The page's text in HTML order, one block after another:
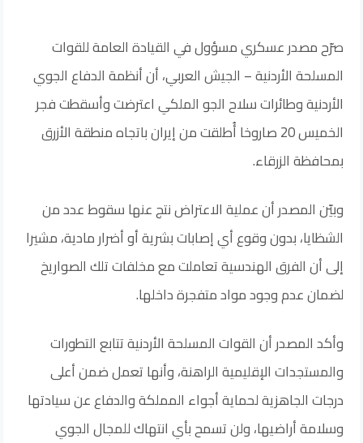
صرّح مصدر عسكري مسؤول في القيادة العامة للقوات
المسلحة الأردنية – الجيش العربي، أن أنظمة الدفاع الجوي
الأردنية وطائرات سلاح الجو الملكي اعترضت وأسقطت فجر
الخميس 20 صاروخا أُطلقت من إيران باتجاه منطقة الأزرق
بمحافظة الزرقاء.
وبيّن المصدر أن عملية الاعتراض نتج عنها سقوط عدد من
الشظايا، بدون وقوع أي إصابات بشرية أو أضرار مادية، مشيرا
إلى أن الفرق الهندسية تعاملت مع مخلفات تلك الصواريخ
لضمان عدم وجود مواد متفجرة داخلها.
وأكد المصدر أن القوات المسلحة الأردنية تتابع التطورات
والمستجدات الإقليمية الراهنة، وأنها تعمل ضمن أعلى
درجات الجاهزية لحماية أجواء المملكة والدفاع عن سيادتها
وسلامة أراضيها، ولن تسمح بأي انتهاك للمجال الجوي